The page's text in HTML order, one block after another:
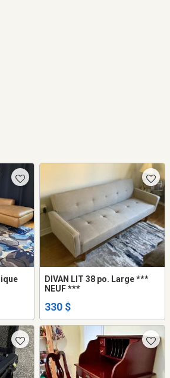
DIVAN LIT 38 po. Large ***
NEUF ***
330 $